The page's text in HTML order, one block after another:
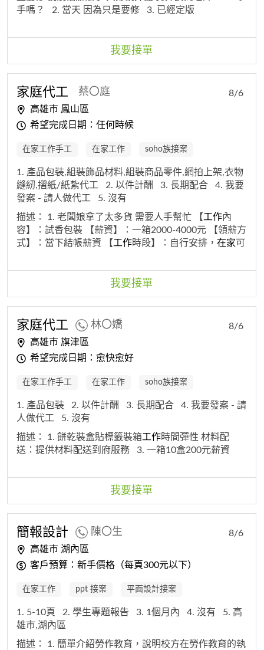
手嗎？
2. 當天 因為只是要修 3. 已經定版
我要接單
家庭代工 蔡〇庭
高雄市 鳳山區
希望完成日期：任何時候
8/6
在家工作手工 在家工作 soho族接案
1. 產品包裝,組裝飾品材料,組裝商品零件,網拍上架,衣物
縫紉,摺紙/紙紮代工
2. 以件計酬 3. 長期配合
4. 我要
發案 - 請人做代工
5. 沒有
描述： 1. 老闆娘拿了太多貨 需要人手幫忙 【工作內
容】：試香包裝 【薪資】：一箱2000-4000元 【領薪方
式】：當下結帳薪資 【工作時段】：自行安排，在家可
我要接單
家庭代工 林〇嬌
高雄市 旗津區
希望完成日期：愈快愈好
8/6
在家工作手工 在家工作 soho族接案
1. 產品包裝 2. 以件計酬 3. 長期配合
4. 我要發案 - 請
人做代工
5. 沒有
描述： 1. 餅乾裝盒貼標籤裝箱工作時間彈性 材料配
送：提供材料配送到府服務
3. 一箱10盒200元薪資
我要接單
簡報設計 陳〇生
高雄市 湖內區
客戶預算：新手價格（每頁300元以下）
8/6
在家工作 ppt 接案 平面設計接案
1. 5-10頁 2. 學生專題報告 3. 1個月內 4. 沒有
5. 高
雄市,湖內區
描述： 1. 簡單介紹勞作教育，說明校方在勞作教育的執